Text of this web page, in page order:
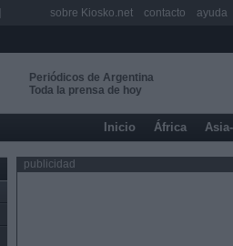
Periódicos de Argentina
Toda la prensa de hoy
Inicio África
publicidad
sobre Kiosko.net contacto ayuda